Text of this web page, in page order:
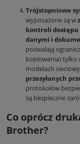
Trójstopniowe
wyposażone są w
kontroli dostępu
danymi i
pozwalają
kopiowania) tylko
modelach
przesyłanych
protokołów
są bezpieczne
Co oprócz
Brother?